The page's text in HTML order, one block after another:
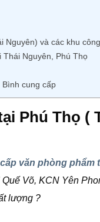
Nguyên) và các khu
Thái Nguyên, Phú Thọ
cung cấp
Phú Thọ (
văn phòng phẩm
Võ, KCN Yên
lượng ?